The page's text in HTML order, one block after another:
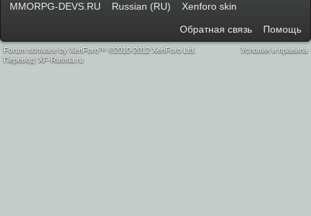
MMORPG-DEVS.RU Russian (RU) Xenforo skin
Обратная связь Помощь
Условия и правила
Forum software by XenForo™ ©2010-2012 XenForo Ltd.
Перевод: XF-Russia.ru